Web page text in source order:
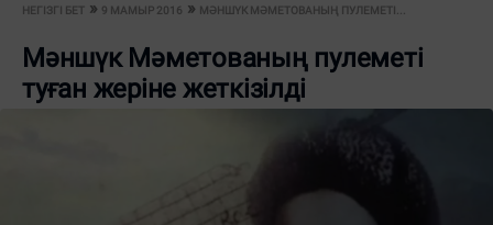
НЕГІЗГІ БЕТ 9 МАМЫР 2016 МӘНШҮК МӘМЕТОВАНЫҢ ПУЛЕМЕТІ...
Мәншүк Мәметованың пулеметі
туған жеріне жеткізілді